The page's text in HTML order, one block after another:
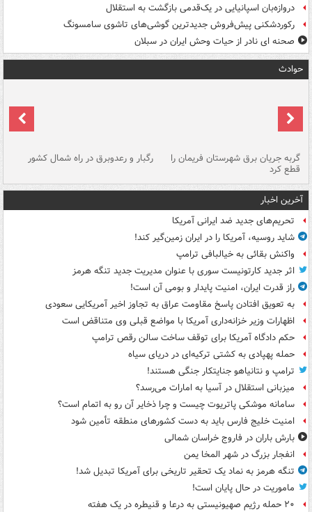
دروازه‌بان اسپانیایی در یک‌قدمی بازگشت به استقلال
رکوردشکنی پیش‌فروش جدیدترین گوشی‌های تاشوی سامسونگ
صحنه ای نادر از حیات وحش ایران در سبلان
حوادث
گربه جریان برق شهرستان فریمان را
قطع کرد
رگبار و رعدوبرق در راه شمال کشور
آخرین اخبار
تحریم‌های جدید ضد ایرانی آمریکا
شاید روسیه، آمریکا را در ایران زمین‌گیر کند!
واکنش بقائی به خیالبافی ترامپ
اثر جدید کارتونیست سوری با عنوان مدیریت جدید تنگه هرمز
راز قدرت ایران، امنیت پایدار و بومی آن است!
به تعویق افتادن پاسخ مقاومت عراق به تجاوز اخیر آمریکایی سعودی
اظهارات وزیر خزانه‌داری آمریکا با مواضع قبلی وی متناقض است
حکم دادگاه آمریکا برای توقف ساخت سالن رقص ترامپ
حمله پهپادی به کشتی ترکیه‌ای در دریای سیاه
ترامپ و نتانیاهو جنایتکار جنگی هستند!
میزبانی استقلال در آسیا به امارات می‌رسد؟
سامانه موشکی پاتریوت چیست و چرا ذخایر آن رو به اتمام است؟
امنیت خلیج فارس باید به دست کشورهای منطقه تأمین شود
بارش باران در فاروج خراسان شمالی
انفجار بزرگ در شهر المخا یمن
تنگه هرمز به نماد یک تحقیر تاریخی برای آمریکا تبدیل شد!
ماموریت در حال پایان است!
۲۰ حمله رژیم صهیونیستی به درعا و قنیطره در یک هفته